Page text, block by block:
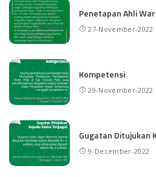
Penetapan Ahli
27-November-2022
Kompetensi
29-November-2022
Gugatan Ditujukan
9-December-2022